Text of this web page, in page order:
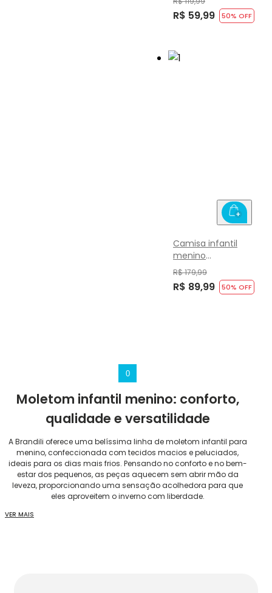
0
R$ 59,99 50% OFF
Camisa infantil
menino
quadriculada
Mundi
R$ 179,99
R$ 89,99 50% OFF
Moletom infantil menino: conforto,
qualidade e versatilidade
A Brandili oferece uma belíssima linha de moletom infantil para
menino, confeccionada com tecidos macios e peluciados,
ideais para os dias mais frios. Pensando no conforto e no bem-
estar dos pequenos, as peças aquecem sem abrir mão da
leveza, proporcionando uma sensação acolhedora para que
eles aproveitem o inverno com liberdade.
Moletons para meninos versáteis e estilosos
VER MAIS